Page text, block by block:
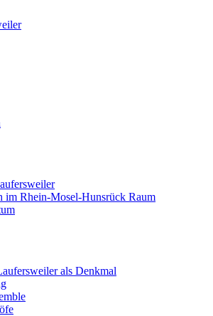
im Rhein-Mosel-Hunsrück Raum
als Denkmal